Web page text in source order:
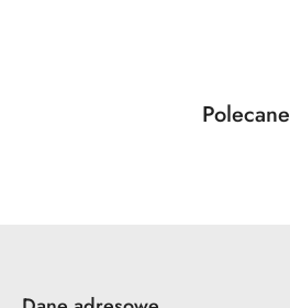
Pomiń karuzelę produktów
Produkty
Polecane